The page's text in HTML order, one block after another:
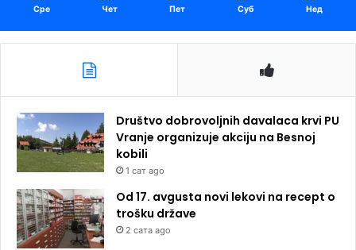
Сре Чет Пет Суб Нед
Društvo dobrovoljnih davalaca krvi PU
Vranje organizuje akciju na Besnoj
kobili
1 сат ago
Od 17. avgusta novi lekovi na recept o
trošku države
2 сата ago